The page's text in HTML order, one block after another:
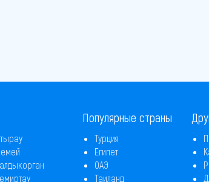
Популярные страны
Турция
Египет
ОАЭ
Таиланд